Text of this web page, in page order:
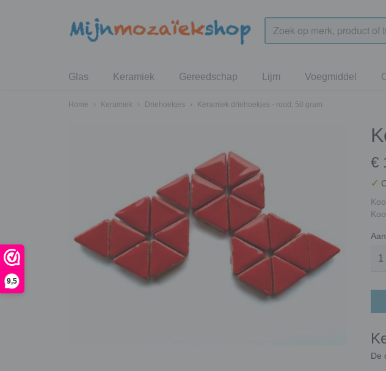
9,5
Glas Keramiek Gereedschap Lijm Voegmiddel
Home › Keramiek › Driehoekjes › Keramiek driehoekjes - rood; 50 gram
€
✓
De